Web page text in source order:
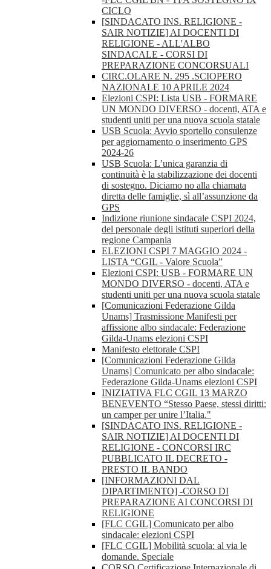
CICLO
[SINDACATO INS. RELIGIONE -
SAIR NOTIZIE] AI DOCENTI DI
RELIGIONE - ALL'ALBO
SINDACALE - CORSI DI
PREPARAZIONE CONCORSUALI
CIRC.OLARE N. 295 .SCIOPERO
NAZIONALE 10 APRILE 2024
Elezioni CSPI: Lista USB - FORMARE
UN MONDO DIVERSO - docenti, ATA e
studenti uniti per una nuova scuola statale
USB Scuola: Avvio sportello consulenze
per aggiornamento o inserimento GPS
2024-26
USB Scuola: L’unica garanzia di
continuità è la stabilizzazione dei docenti
di sostegno. Diciamo no alla chiamata
diretta delle famiglie, sì all’assunzione da
GPS
Indizione riunione sindacale CSPI 2024,
del personale degli istituti superiori della
regione Campania
ELEZIONI CSPI 7 MAGGIO 2024 -
LISTA “CGIL - Valore Scuola”
Elezioni CSPI: USB - FORMARE UN
MONDO DIVERSO - docenti, ATA e
studenti uniti per una nuova scuola statale
[Comunicazioni Federazione Gilda
Unams] Trasmissione Manifesti per
affissione albo sindacale: Federazione
Gilda-Unams elezioni CSPI
Manifesto elettorale CSPI
[Comunicazioni Federazione Gilda
Unams] Comunicato per albo sindacale:
Federazione Gilda-Unams elezioni CSPI
INIZIATIVA FLC CGIL 13 MARZO
BENEVENTO “Stesso Paese, stessi diritti:
un camper per unire l’Italia."
[SINDACATO INS. RELIGIONE -
SAIR NOTIZIE] AI DOCENTI DI
RELIGIONE - CONCORSI IRC
PUBBLICATO IL DECRETO -
PRESTO IL BANDO
[INFORMAZIONI DAL
DIPARTIMENTO] -CORSO DI
PREPARAZIONE AI CONCORSI DI
RELIGIONE
[FLC CGIL] Comunicato per albo
sindacale: elezioni CSPI
[FLC CGIL] Mobilità scuola: al via le
domande. Speciale